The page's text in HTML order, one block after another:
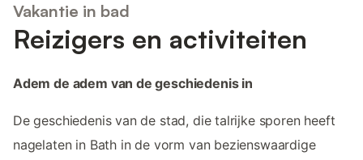
Vakantie in bad
Reizigers en activiteiten
Adem de adem van de geschiedenis in
De geschiedenis van de stad, die talrijke sporen heeft
nagelaten in Bath in de vorm van bezienswaardige